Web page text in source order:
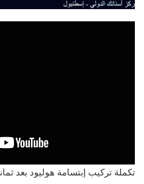
تكملة تركيب إبتسامة هوليود بعد